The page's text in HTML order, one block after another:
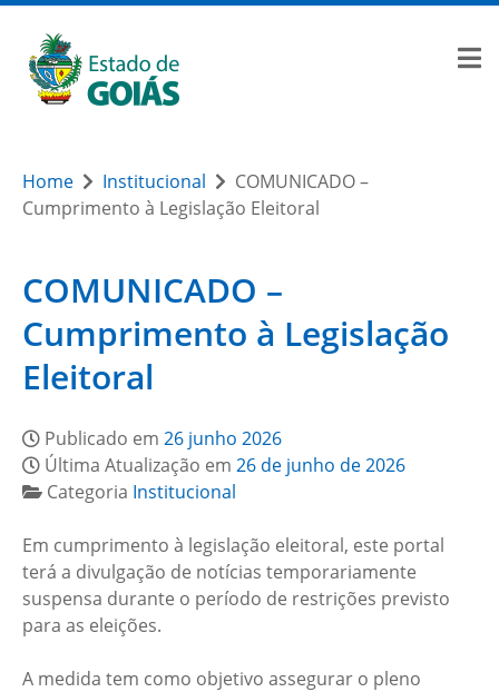
Home Institucional
COMUNICADO –
Cumprimento à Legislação Eleitoral
COMUNICADO –
Cumprimento à Legislação
Eleitoral
Publicado em 26 junho 2026
Última Atualização em 26 de junho de 2026
Categoria Institucional
Em cumprimento à legislação eleitoral, este portal
terá a divulgação de notícias temporariamente
suspensa durante o período de restrições previsto
para as eleições.
A medida tem como objetivo assegurar o pleno